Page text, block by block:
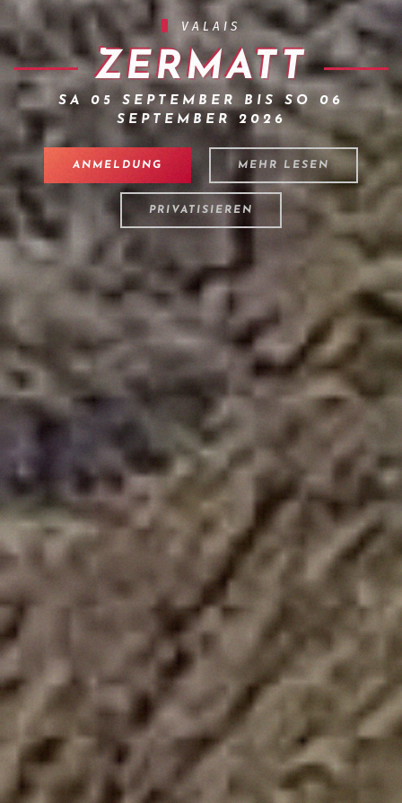
VALAIS
ZERMATT
SA 05 SEPTEMBER BIS SO 06
SEPTEMBER 2026
ANMELDUNG MEHR LESEN
PRIVATISIEREN